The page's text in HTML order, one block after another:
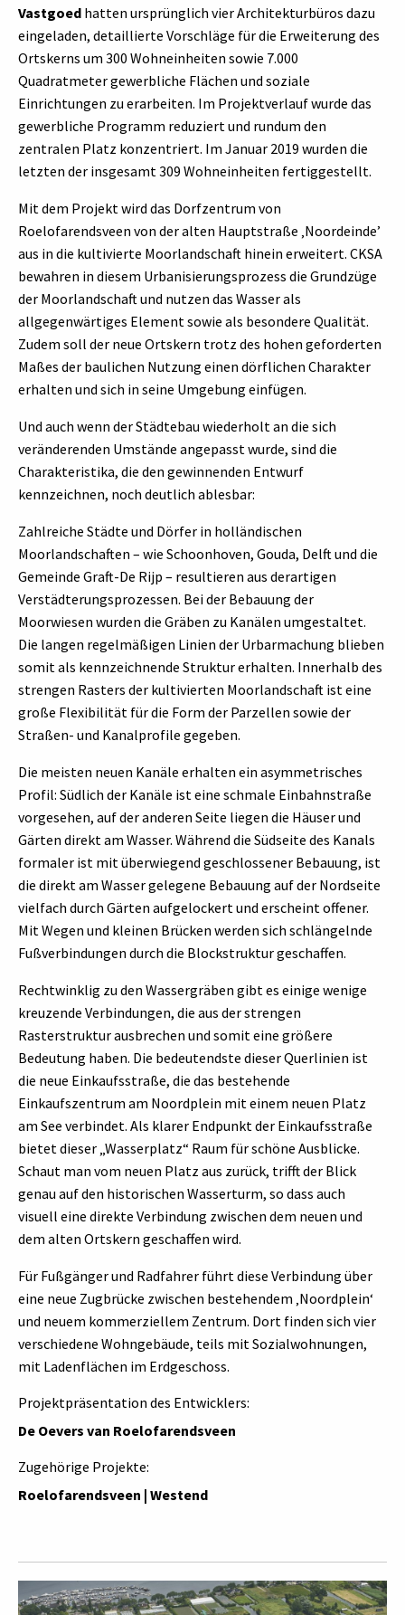
Vastgoed hatten ursprünglich vier Architekturbüros dazu
eingeladen, detaillierte Vorschläge für die Erweiterung des
Ortskerns um 300 Wohneinheiten sowie 7.000
Quadratmeter gewerbliche Flächen und soziale
Einrichtungen zu erarbeiten. Im Projektverlauf wurde das
gewerbliche Programm reduziert und rundum den
zentralen Platz konzentriert. Im Januar 2019 wurden die
letzten der insgesamt 309 Wohneinheiten fertiggestellt.
Mit dem Projekt wird das Dorfzentrum von
Roelofarendsveen von der alten Hauptstraße ‚Noordeinde’
aus in die kultivierte Moorlandschaft hinein erweitert. CKSA
bewahren in diesem Urbanisierungsprozess die Grundzüge
der Moorlandschaft und nutzen das Wasser als
allgegenwärtiges Element sowie als besondere Qualität.
Zudem soll der neue Ortskern trotz des hohen geforderten
Maßes der baulichen Nutzung einen dörflichen Charakter
erhalten und sich in seine Umgebung einfügen.
Und auch wenn der Städtebau wiederholt an die sich
veränderenden Umstände angepasst wurde, sind die
Charakteristika, die den gewinnenden Entwurf
kennzeichnen, noch deutlich ablesbar:
Zahlreiche Städte und Dörfer in holländischen
Moorlandschaften – wie Schoonhoven, Gouda, Delft und die
Gemeinde Graft-De Rijp – resultieren aus derartigen
Verstädterungsprozessen. Bei der Bebauung der
Moorwiesen wurden die Gräben zu Kanälen umgestaltet.
Die langen regelmäßigen Linien der Urbarmachung blieben
somit als kennzeichnende Struktur erhalten. Innerhalb des
strengen Rasters der kultivierten Moorlandschaft ist eine
große Flexibilität für die Form der Parzellen sowie der
Straßen- und Kanalprofile gegeben.
Die meisten neuen Kanäle erhalten ein asymmetrisches
Profil: Südlich der Kanäle ist eine schmale Einbahnstraße
vorgesehen, auf der anderen Seite liegen die Häuser und
Gärten direkt am Wasser. Während die Südseite des Kanals
formaler ist mit überwiegend geschlossener Bebauung, ist
die direkt am Wasser gelegene Bebauung auf der Nordseite
vielfach durch Gärten aufgelockert und erscheint offener.
Mit Wegen und kleinen Brücken werden sich schlängelnde
Fußverbindungen durch die Blockstruktur geschaffen.
Rechtwinklig zu den Wassergräben gibt es einige wenige
kreuzende Verbindungen, die aus der strengen
Rasterstruktur ausbrechen und somit eine größere
Bedeutung haben. Die bedeutendste dieser Querlinien ist
die neue Einkaufsstraße, die das bestehende
Einkaufszentrum am Noordplein mit einem neuen Platz
am See verbindet. Als klarer Endpunkt der Einkaufsstraße
bietet dieser „Wasserplatz“ Raum für schöne Ausblicke.
Schaut man vom neuen Platz aus zurück, trifft der Blick
genau auf den historischen Wasserturm, so dass auch
visuell eine direkte Verbindung zwischen dem neuen und
dem alten Ortskern geschaffen wird.
Für Fußgänger und Radfahrer führt diese Verbindung über
eine neue Zugbrücke zwischen bestehendem ‚Noordplein‘
und neuem kommerziellem Zentrum. Dort finden sich vier
verschiedene Wohngebäude, teils mit Sozialwohnungen,
mit Ladenflächen im Erdgeschoss.
Projektpräsentation des Entwicklers:
De Oevers van Roelofarendsveen
Zugehörige Projekte:
Roelofarendsveen | Westend